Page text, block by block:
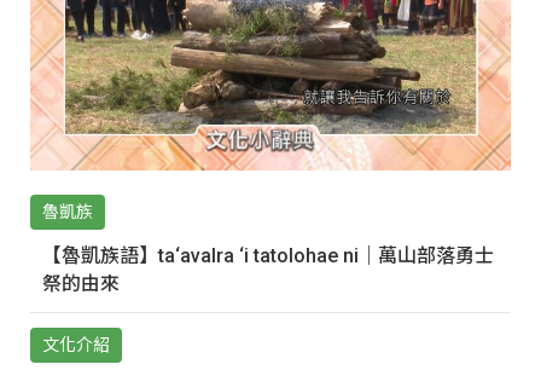
魯凱族
【魯凱族語】ta‘avalra ‘i tatolohae ni｜萬山部落勇士
祭的由來
文化介紹